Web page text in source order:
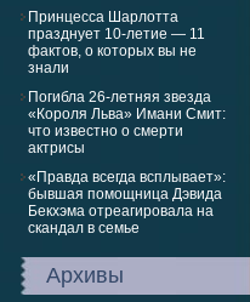
Принцесса Шарлотта
празднует 10-летие — 11
фактов, о которых вы не
знали
Погибла 26-летняя звезда
«Короля Льва» Имани Смит:
что известно о смерти
актрисы
«Правда всегда всплывает»:
бывшая помощница Дэвида
Бекхэма отреагировала на
скандал в семье
Архивы